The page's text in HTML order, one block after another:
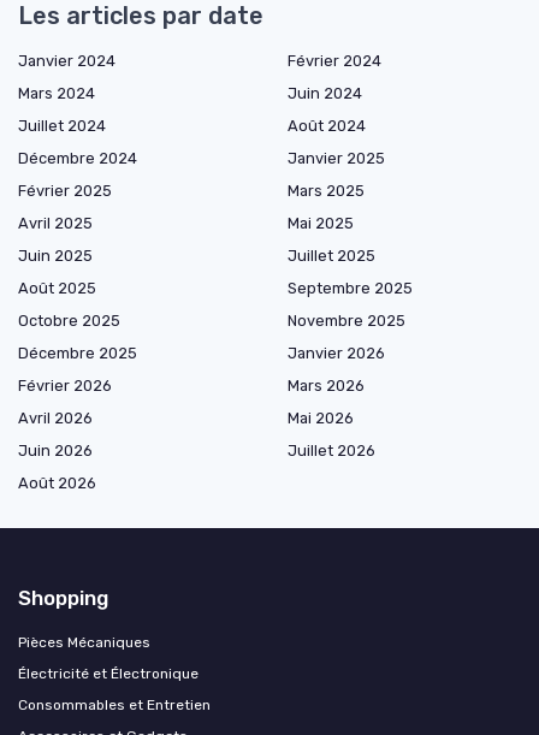
Les articles par date
Janvier 2024
Février 2024
Mars 2024
Juin 2024
Juillet 2024
Août 2024
Décembre 2024
Janvier 2025
Février 2025
Mars 2025
Avril 2025
Mai 2025
Juin 2025
Juillet 2025
Août 2025
Septembre 2025
Octobre 2025
Novembre 2025
Décembre 2025
Janvier 2026
Février 2026
Mars 2026
Avril 2026
Mai 2026
Juin 2026
Juillet 2026
Août 2026
Shopping
Pièces Mécaniques
Électricité et Électronique
Consommables et Entretien